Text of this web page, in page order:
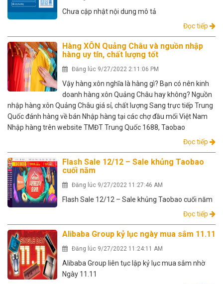
Chưa cập nhật nội dung mô tả
Đọc tiếp
Hàng XÔN Quảng Châu và nguồn nhập
hàng uy tín, chất lượng tốt
Đăng lúc 9/27/2022 2:11:06 PM
Vậy hàng xôn nghĩa là hàng gì? Bạn có nên kinh
doanh hàng xôn Quảng Châu hay không? Nguồn
nhập hàng xôn Quảng Châu giá sỉ, chất lượng Sang trực tiếp Trung
Quốc đánh hàng về bán Nhập hàng tại các chợ đầu mối Việt Nam
Nhập hàng trên website TMĐT Trung Quốc 1688, Taobao
Đọc tiếp
Flash Sale 12/12 – Sale khủng Taobao
cuối năm
Đăng lúc 9/27/2022 11:27:46 AM
Flash Sale 12/12 – Sale khủng Taobao cuối năm
Đọc tiếp
Alibaba Group kỷ lục ngày mua sắm 11.11
Đăng lúc 9/27/2022 11:24:11 AM
Alibaba Group liên tục lập kỷ lục mua sắm nhờ
Ngày 11.11